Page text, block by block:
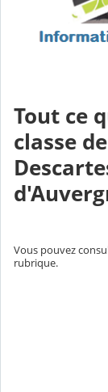
Tout ce
classe
Vous pouvez
rubrique.